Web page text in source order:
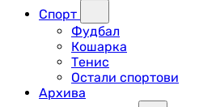
Спорт
Фудбал
Кошарка
Тенис
Остали спортови
Архива